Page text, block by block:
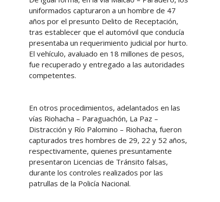
uniformados capturaron a un hombre de 47
años por el presunto Delito de Receptación,
tras establecer que el automóvil que conducía
presentaba un requerimiento judicial por hurto.
El vehículo, avaluado en 18 millones de pesos,
fue recuperado y entregado a las autoridades
competentes.
En otros procedimientos, adelantados en las
vías Riohacha – Paraguachón, La Paz –
Distracción y Río Palomino – Riohacha, fueron
capturados tres hombres de 29, 22 y 52 años,
respectivamente, quienes presuntamente
presentaron Licencias de Tránsito falsas,
durante los controles realizados por las
patrullas de la Policía Nacional.